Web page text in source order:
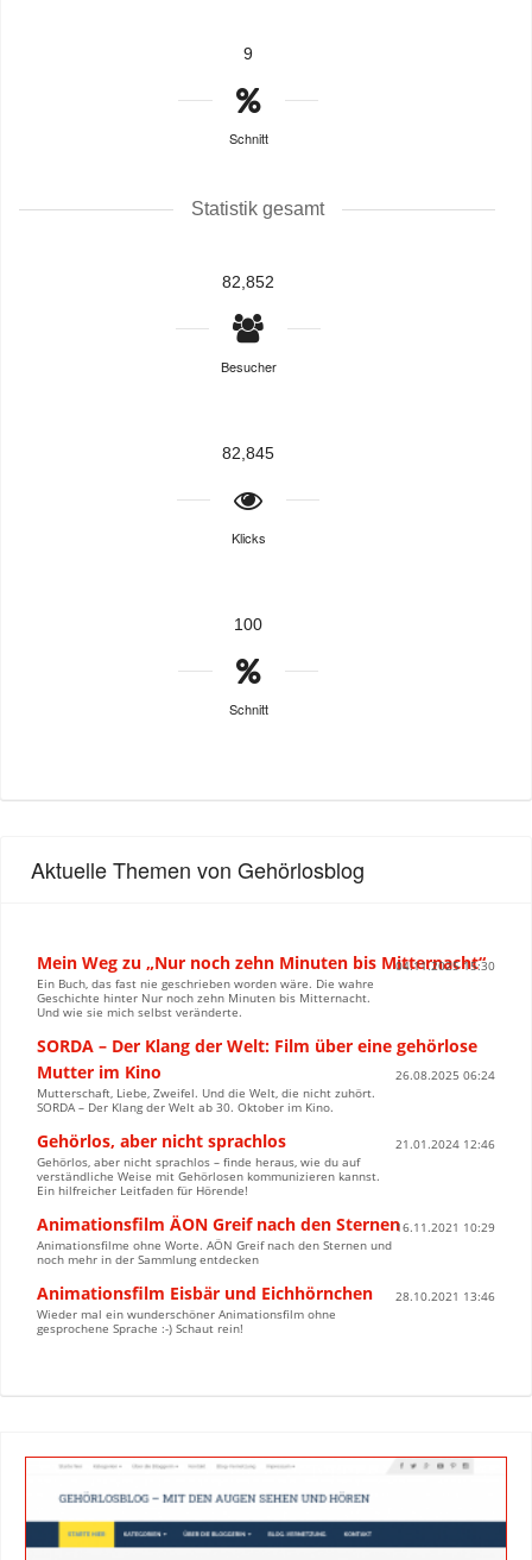
9
Schnitt
Statistik gesamt
82,852
Besucher
82,845
Klicks
100
Schnitt
Aktuelle Themen von Gehörlosblog
Mein Weg zu „Nur noch zehn Minuten bis Mitternacht“
04.11.2025 15:30
Ein Buch, das fast nie geschrieben worden wäre. Die wahre
Geschichte hinter Nur noch zehn Minuten bis Mitternacht.
Und wie sie mich selbst veränderte.
SORDA – Der Klang der Welt: Film über eine gehörlose
Mutter im Kino
26.08.2025 06:24
Mutterschaft, Liebe, Zweifel. Und die Welt, die nicht zuhört.
SORDA – Der Klang der Welt ab 30. Oktober im Kino.
Gehörlos, aber nicht sprachlos
21.01.2024 12:46
Gehörlos, aber nicht sprachlos – finde heraus, wie du auf
verständliche Weise mit Gehörlosen kommunizieren kannst.
Ein hilfreicher Leitfaden für Hörende!
Animationsfilm ÄON Greif nach den Sternen16.11.2021 10:29
Animationsfilme ohne Worte. AÖN Greif nach den Sternen und
noch mehr in der Sammlung entdecken
Animationsfilm Eisbär und Eichhörnchen
28.10.2021 13:46
Wieder mal ein wunderschöner Animationsfilm ohne
gesprochene Sprache :-) Schaut rein!